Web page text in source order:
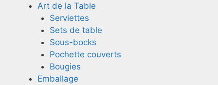
Art de la Table
Serviettes
Sets de table
Sous-bocks
Pochette couverts
Bougies
Emballage